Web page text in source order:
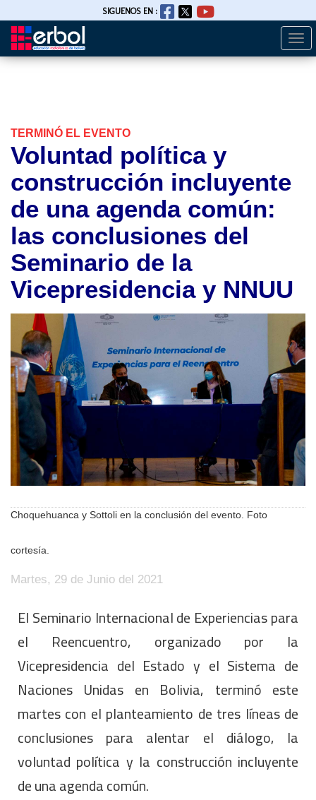
Pasar
SIGUENOS EN :
TERMINÓ EL EVENTO
Voluntad política y
construcción incluyente
de una agenda común:
las conclusiones del
Seminario de la
Vicepresidencia y NNUU
Choquehuanca y Sottoli en la conclusión del evento. Foto
cortesía.
Martes, 29 de Junio del 2021
El Seminario Internacional de Experiencias para
el Reencuentro, organizado por la
Vicepresidencia del Estado y el Sistema de
Naciones Unidas en Bolivia, terminó este
martes con el planteamiento de tres líneas de
conclusiones para alentar el diálogo, la
voluntad política y la construcción incluyente
de una agenda común.